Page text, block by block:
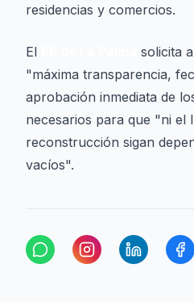
residencias y comercios.
El solicita
"máxima transparencia,
aprobación inmediata de
necesarios para que "ni el
reconstrucción sigan
vacíos".